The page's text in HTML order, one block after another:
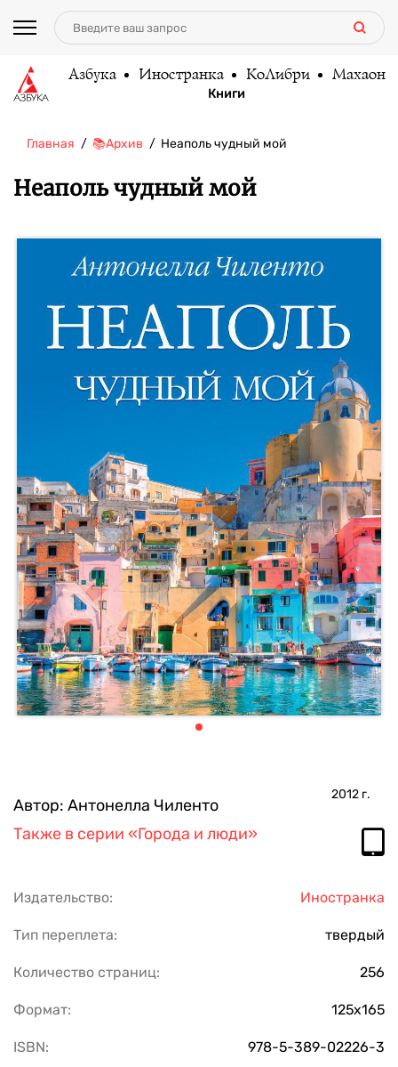
Азбука Иностранка КоЛибри Махаон
Книги
Главная 📚Архив Неаполь чудный мой
Неаполь чудный мой
Автор: Антонелла Чиленто
2012 г.
Также в серии «Города и люди»
Издательство: Иностранка
Тип переплета: твердый
Количество страниц: 256
Формат: 125х165
ISBN: 978-5-389-02226-3